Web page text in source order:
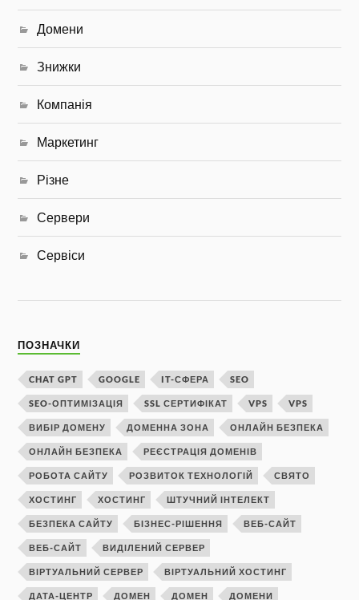
Домени
Знижки
Компанія
Маркетинг
Різне
Сервери
Сервіси
ПОЗНАЧКИ
CHAT GPT GOOGLE IT-СФЕРА SEO
SEO-ОПТИМІЗАЦІЯ SSL СЕРТИФІКАТ VPS VPS
ВИБІР ДОМЕНУ ДОМЕННА ЗОНА ОНЛАЙН БЕЗПЕКА
ОНЛАЙН БЕЗПЕКА РЕЄСТРАЦІЯ ДОМЕНІВ
РОБОТА САЙТУ РОЗВИТОК ТЕХНОЛОГІЙ СВЯТО
ХОСТИНГ ХОСТИНГ ШТУЧНИЙ ІНТЕЛЕКТ
БЕЗПЕКА САЙТУ БІЗНЕС-РІШЕННЯ ВЕБ-САЙТ
ВЕБ-САЙТ ВИДІЛЕНИЙ СЕРВЕР
ВІРТУАЛЬНИЙ СЕРВЕР ВІРТУАЛЬНИЙ ХОСТИНГ
ДАТА-ЦЕНТР ДОМЕН ДОМЕН ДОМЕНИ